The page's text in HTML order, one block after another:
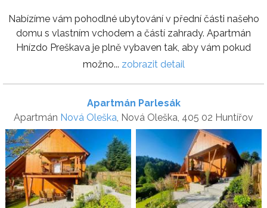
Nabízíme vám pohodlné ubytování v přední části našeho
domu s vlastním vchodem a částí zahrady. Apartmán
Hnízdo Preškava je plně vybaven tak, aby vám pokud
možno... zobrazit detail
Apartmán Parlesák
Apartmán Nová Oleška , Nová Oleška, 405 02 Huntířov